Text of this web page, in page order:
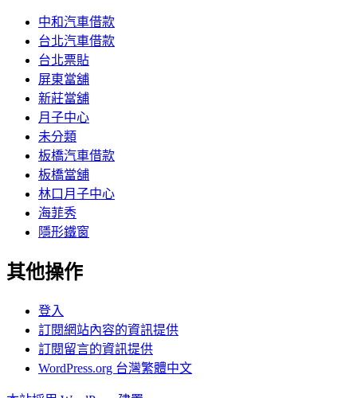
中和汽車借款
台北汽車借款
台北票貼
屏東當舖
新莊當舖
月子中心
未分類
板橋汽車借款
板橋當舖
林口月子中心
海菲秀
隱形鐵窗
其他操作
登入
訂閱網站內容的資訊提供
訂閱留言的資訊提供
WordPress.org 台灣繁體中文